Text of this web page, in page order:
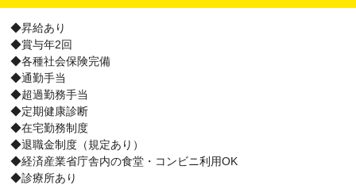
◆昇給あり
◆賞与年2回
◆各種社会保険完備
◆通勤手当
◆超過勤務手当
◆定期健康診断
◆在宅勤務制度
◆退職金制度（規定あり）
◆経済産業省庁舎内の食堂・コンビニ利用OK
◆診療所あり